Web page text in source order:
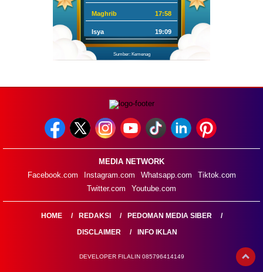
Maghrib 17:58
Isya 19:09
Sumber: Kemenag
MEDIA NETWORK
Facebook.com
Instagram.com Whatsapp.com
Tiktok.com
Twitter.com
Youtube.com
HOME REDAKSI
PEDOMAN MEDIA SIBER
DISCLAIMER
INFO IKLAN
DEVELOPER FILALIN 085796414149